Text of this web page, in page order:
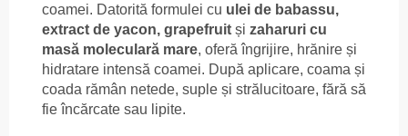
coamei. Datorită formulei cu ulei de babassu,
extract de yacon, grapefruit și zaharuri cu
masă moleculară mare, oferă îngrijire, hrănire și
hidratare intensă coamei. După aplicare, coama și
coada rămân netede, suple și strălucitoare, fără să
fie încărcate sau lipite.